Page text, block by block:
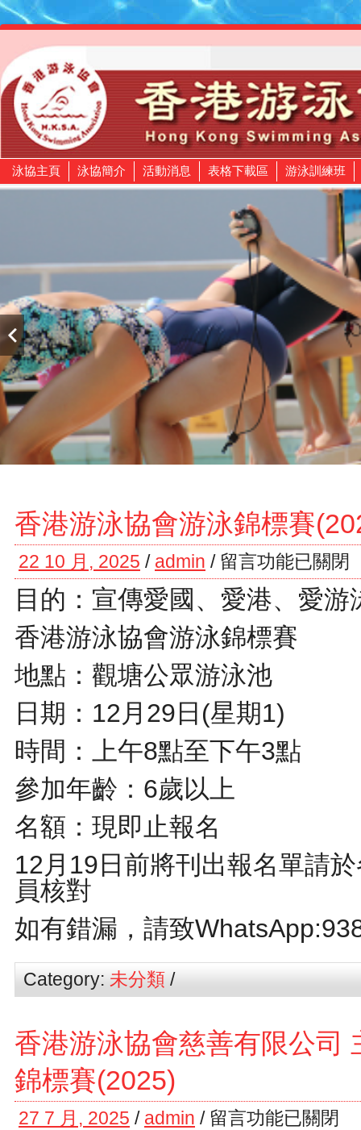
泳協主頁 泳協簡介 活動消息 表格下載區 游泳訓練班
香港游泳協會游泳錦標賽
22 10 月, 2025 / admin / 留言功能已關閉
目的：宣傳愛國、愛港、愛游
香港游泳協會游泳錦標賽
地點：觀塘公眾游泳池
日期：12月29日(星期1)
時間：上午8點至下午3點
參加年齡：6歲以上
名額：現即止報名
12月19日前將刊出報名單請
員核對
如有錯漏，請致
Category: 未分類 /
香港游泳協會慈善有限公司
錦標賽(2025)
27 7 月, 2025 / admin / 留言功能已關閉